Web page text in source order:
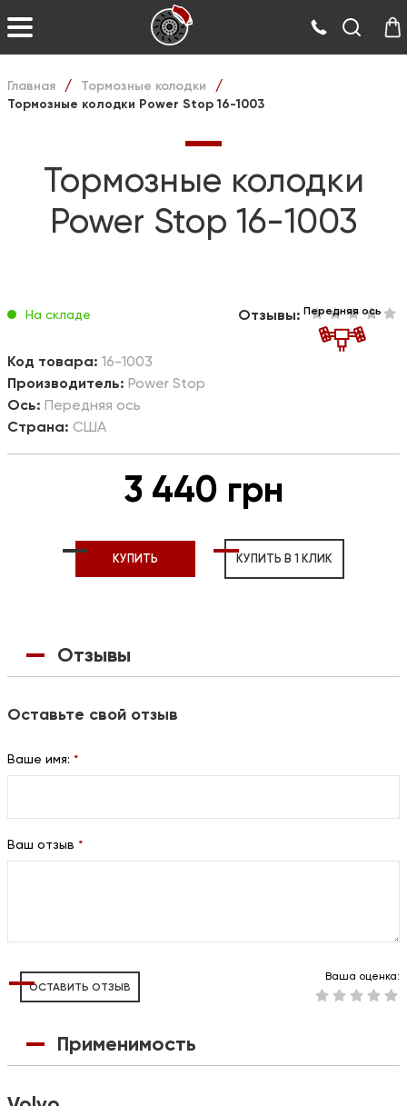
Главная / Тормозные колодки /
Тормозные колодки Power Stop 16-1003
Тормозные колодки
Power Stop 16-1003
Передняя ось
На складе Отзывы:
Код товара: 16-1003
Производитель: Power Stop
Ось: Передняя ось
Страна: США
3 440 грн
КУПИТЬ КУПИТЬ В 1 КЛИК
Отзывы
Оставьте свой отзыв
Ваше имя: *
Ваш отзыв *
ОСТАВИТЬ ОТЗЫВ
Ваша оценка:
Применимость